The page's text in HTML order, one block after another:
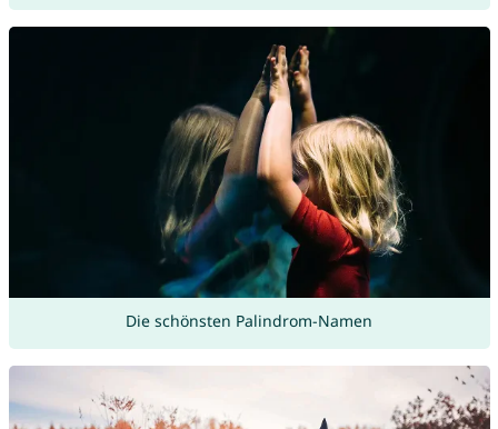
Die schönsten Palindrom-Namen